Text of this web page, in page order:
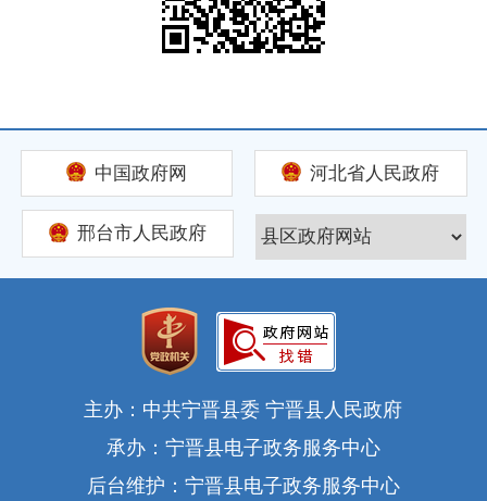
中国政府网 河北省人民政府
邢台市人民政府
主办：中共宁晋县委 宁晋县人民政府
承办：宁晋县电子政务服务中心
后台维护：宁晋县电子政务服务中心